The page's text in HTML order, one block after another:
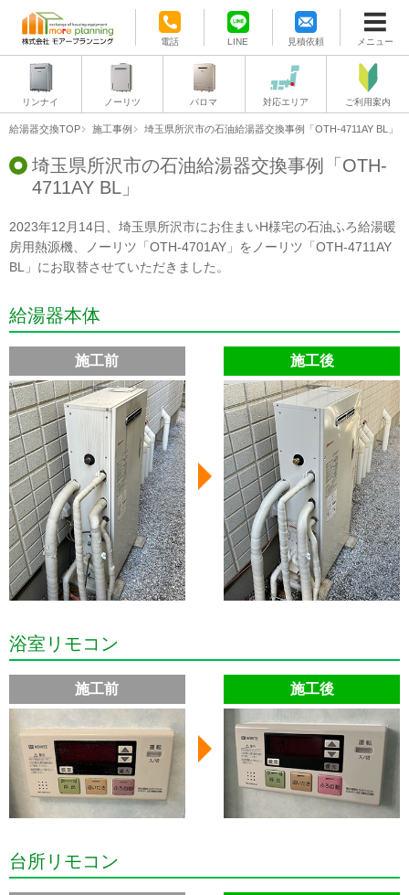
電話 LINE 見積依頼 メニュー
リンナイ ノーリツ パロマ 対応エリア ご利用案内
給湯器交換TOP 施工事例 埼玉県所沢市の石油給湯器交換事例「OTH-4711AY BL」
埼玉県所沢市の石油給湯器交換事例「OTH-
4711AY BL」
2023年12月14日、埼玉県所沢市にお住まいH様宅の石油ふろ給湯暖
房用熱源機、ノーリツ「OTH-4701AY」をノーリツ「OTH-4711AY
BL」にお取替させていただきました。
給湯器本体
施工前 施工後
浴室リモコン
施工前 施工後
台所リモコン